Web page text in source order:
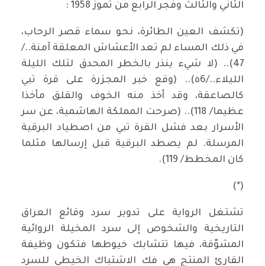
الثاني والثالث وفجر الرابع من تموز 1958 :
(تكشف العين الطائرة، نحو سماء قصر الرحاب،
في ذلك المساء لم تعد الأعشاش المعلقة آمنة../
47).. (لا شيء ينذر بالخطر المحدق لتلك الليلة
الليلاء../٥6).. (وقع خبر المجزرة على قرة تبي
كالصاعقة، وقد أخذ منه الخوف والقلق مأخذا
عظيما/ 118).. (صرحت المملكة الهاشمية، عن سر
الأسرار بعد فشل القرة تبي من اصطياد البرقية
المرسلة. لم يصطد البرقية قبل إرسالها مثلما
كان المخطط/ 119).
(*)
تشتغل الرواية على تدوير سرد وقائع العراق
التاريخية والشخوص إلى سرد المخيلة الروائية
المشوّقة، فيها تتشابك خيوطها فتكون وظيفة
القارئ المنتج هي فك الاشتباك الخيطي للسرد